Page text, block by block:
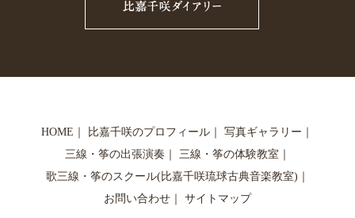
HOME ｜ 比嘉千咲のプロフィール ｜ 写真ギャラリー ｜
三線・筝の出張演奏 ｜ 三線・筝の体験教室 ｜
歌三線・筝のスクール(比嘉千咲琉球古典音楽教室) ｜
お問い合わせ｜ サイトマップ